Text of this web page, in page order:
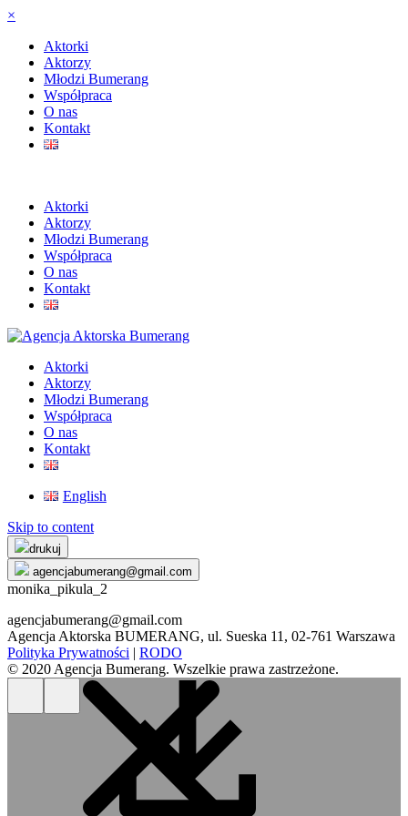
×
Aktorki
Aktorzy
Młodzi Bumerang
Współpraca
O nas
Kontakt
Aktorki
Aktorzy
Młodzi Bumerang
Współpraca
O nas
Kontakt
Aktorki
Aktorzy
Młodzi Bumerang
Współpraca
O nas
Kontakt
English
Skip to content
drukuj
agencjabumerang@gmail.com
monika_pikula_2
agencjabumerang@gmail.com
Agencja Aktorska BUMERANG, ul. Sueska 11, 02-761 Warszawa
Polityka Prywatności | RODO
© 2020 Agencja Bumerang. Wszelkie prawa zastrzeżone.